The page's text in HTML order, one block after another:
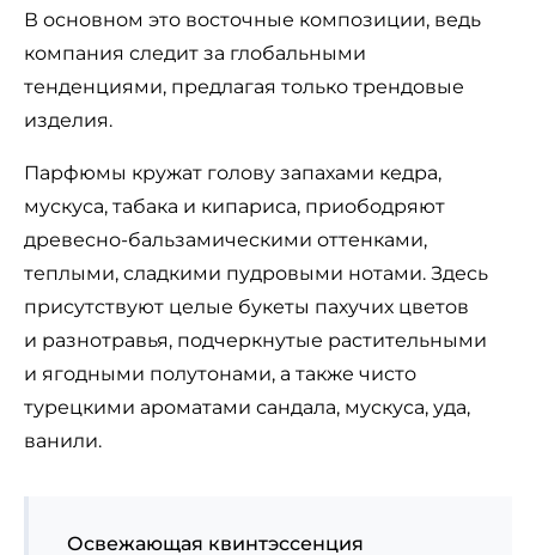
В основном это восточные композиции, ведь
компания следит за глобальными
тенденциями, предлагая только трендовые
изделия.
Парфюмы кружат голову запахами кедра,
мускуса, табака и кипариса, приободряют
древесно-бальзамическими оттенками,
теплыми, сладкими пудровыми нотами. Здесь
присутствуют целые букеты пахучих цветов
и разнотравья, подчеркнутые растительными
и ягодными полутонами, а также чисто
турецкими ароматами сандала, мускуса, уда,
ванили.
Освежающая квинтэссенция